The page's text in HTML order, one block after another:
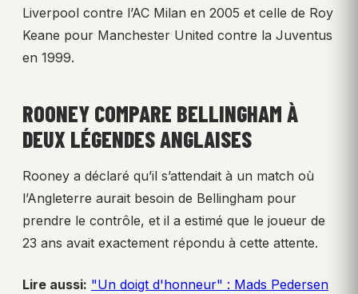
Liverpool contre l’AC Milan en 2005 et celle de Roy
Keane pour Manchester United contre la Juventus
en 1999.
ROONEY COMPARE BELLINGHAM À
DEUX LÉGENDES ANGLAISES
Rooney a déclaré qu’il s’attendait à un match où
l’Angleterre aurait besoin de Bellingham pour
prendre le contrôle, et il a estimé que le joueur de
23 ans avait exactement répondu à cette attente.
Lire aussi: "Un doigt d'honneur" : Mads Pedersen